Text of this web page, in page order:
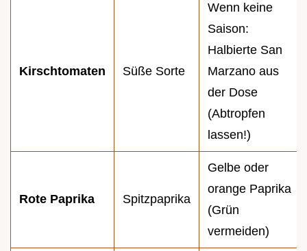
Kirschtomaten Süße Sorte
Wenn keine
Saison:
Halbierte San
Marzano aus
der Dose
(Abtropfen
lassen!)
Rote Paprika Spitzpaprika
Gelbe oder
orange Paprika
(Grün
vermeiden)